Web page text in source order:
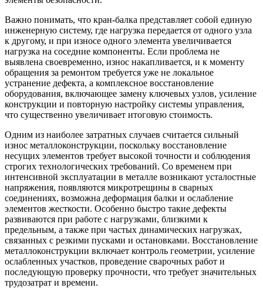
Важно понимать, что кран-балка представляет собой единую
инженерную систему, где нагрузка передается от одного узла
к другому, и при износе одного элемента увеличивается
нагрузка на соседние компоненты. Если проблема не
выявлена своевременно, износ накапливается, и к моменту
обращения за ремонтом требуется уже не локальное
устранение дефекта, а комплексное восстановление
оборудования, включающее замену ключевых узлов, усиление
конструкции и повторную настройку системы управления,
что существенно увеличивает итоговую стоимость.
Одним из наиболее затратных случаев считается сильный
износ металлоконструкции, поскольку восстановление
несущих элементов требует высокой точности и соблюдения
строгих технологических требований. Со временем при
интенсивной эксплуатации в металле возникают усталостные
напряжения, появляются микротрещины в сварных
соединениях, возможна деформация балки и ослабление
элементов жесткости. Особенно быстро такие дефекты
развиваются при работе с нагрузками, близкими к
предельным, а также при частых динамических нагрузках,
связанных с резкими пусками и остановками. Восстановление
металлоконструкции включает контроль геометрии, усиление
ослабленных участков, проведение сварочных работ и
последующую проверку прочности, что требует значительных
трудозатрат и времени.